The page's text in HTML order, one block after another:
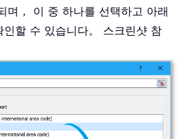
며， 이 중 하나를 선택하고 아래
할 수 있습니다。 스크린샷 참